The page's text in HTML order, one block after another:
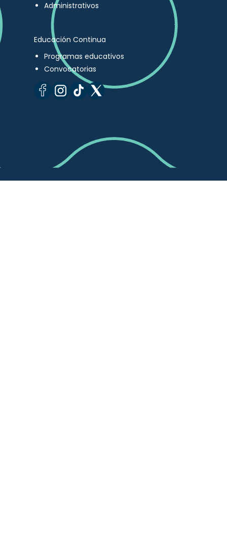
Administrativos
Educación Continua
Programas educativos
Convocatorias